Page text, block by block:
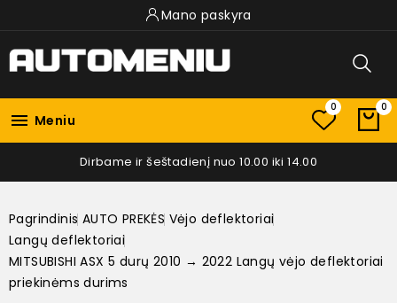
Mano paskyra
 Meniu
0 0
Dirbame ir šeštadienį nuo 10.00 iki 14.00
Pagrindinis AUTO PREKĖS Vėjo deflektoriai
Langų deflektoriai
MITSUBISHI ASX 5 durų 2010 → 2022 Langų vėjo deflektoriai
priekinėms durims